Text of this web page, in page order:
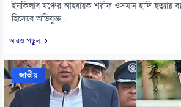
ইনকিলাব মঞ্চের আহ্বায়ক শরীফ ওসমান হাদি হত্যায়
হিসেবে অভিযুক্ত...
আরও পড়ুন
জাতীয়